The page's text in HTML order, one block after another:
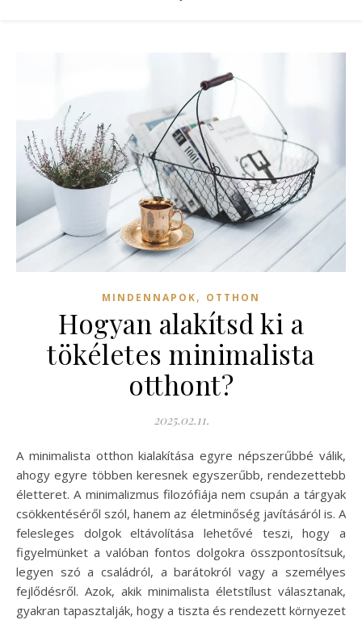
MINDENNAPOK, OTTHON
Hogyan alakítsd ki a
tökéletes minimalista
otthont?
2025.02.11.
A minimalista otthon kialakítása egyre népszerűbbé válik,
ahogy egyre többen keresnek egyszerűbb, rendezettebb
életteret. A minimalizmus filozófiája nem csupán a tárgyak
csökkentéséről szól, hanem az életminőség javításáról is. A
felesleges dolgok eltávolítása lehetővé teszi, hogy a
figyelmünket a valóban fontos dolgokra összpontosítsuk,
legyen szó a családról, a barátokról vagy a személyes
fejlődésről. Azok, akik minimalista életstílust választanak,
gyakran tapasztalják, hogy a tiszta és rendezett környezet